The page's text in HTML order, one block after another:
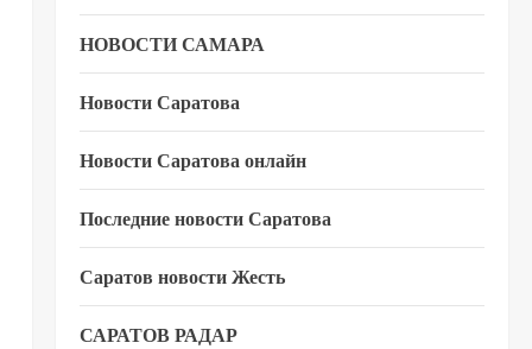
НОВОСТИ САМАРА
Новости Саратова
Новости Саратова онлайн
Последние новости Саратова
Саратов новости Жесть
САРАТОВ РАДАР